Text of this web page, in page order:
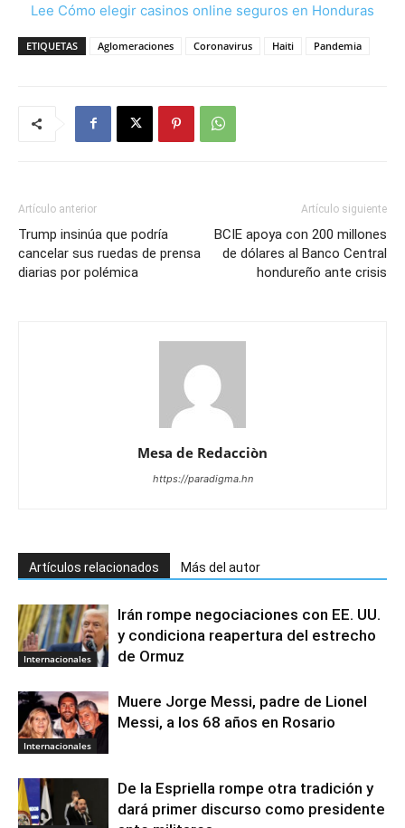
Lee Cómo elegir casinos online seguros en Honduras
ETIQUETAS Aglomeraciones Coronavirus Haiti Pandemia
Artículo anterior
Trump insinúa que podría
cancelar sus ruedas de prensa
diarias por polémica
Artículo siguiente
BCIE apoya con 200 millones
de dólares al Banco Central
hondureño ante crisis
Mesa de Redacciòn
https://paradigma.hn
Artículos relacionados Más del autor
Internacionales
Irán rompe negociaciones con EE. UU.
y condiciona reapertura del estrecho
de Ormuz
Internacionales
Muere Jorge Messi, padre de Lionel
Messi, a los 68 años en Rosario
De la Espriella rompe otra tradición y
dará primer discurso como presidente